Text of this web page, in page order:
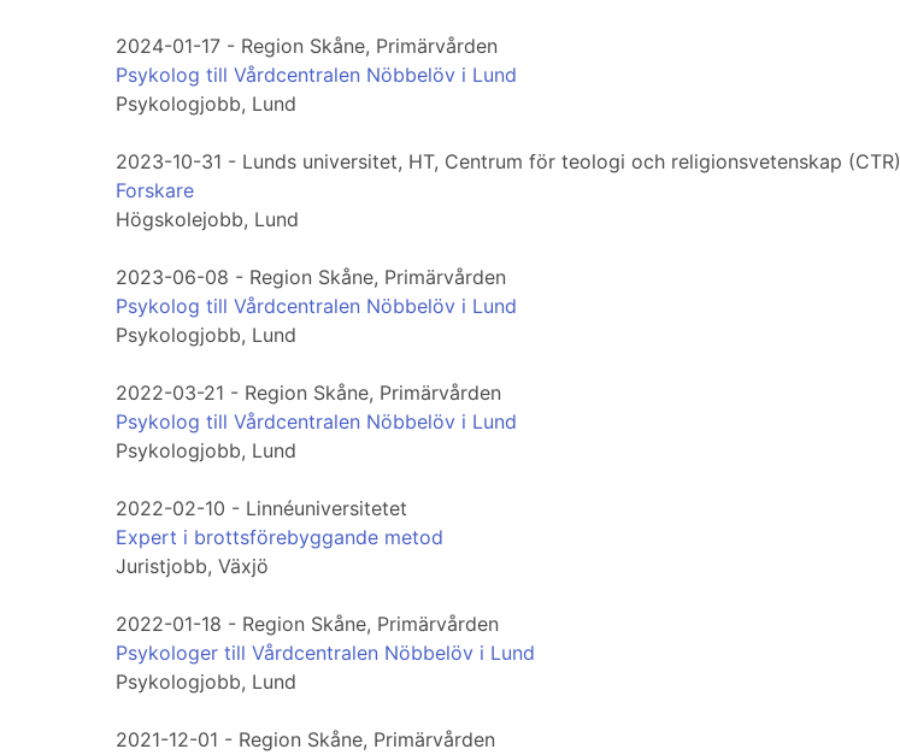
2024-01-17 - Region Skåne, Primärvården
Psykolog till Vårdcentralen Nöbbelöv i Lund
Psykologjobb, Lund
2023-10-31 - Lunds universitet, HT, Centrum för teologi och religionsvetenskap (CTR)
Forskare
Högskolejobb, Lund
2023-06-08 - Region Skåne, Primärvården
Psykolog till Vårdcentralen Nöbbelöv i Lund
Psykologjobb, Lund
2022-03-21 - Region Skåne, Primärvården
Psykolog till Vårdcentralen Nöbbelöv i Lund
Psykologjobb, Lund
2022-02-10 - Linnéuniversitetet
Expert i brottsförebyggande metod
Juristjobb, Växjö
2022-01-18 - Region Skåne, Primärvården
Psykologer till Vårdcentralen Nöbbelöv i Lund
Psykologjobb, Lund
2021-12-01 - Region Skåne, Primärvården